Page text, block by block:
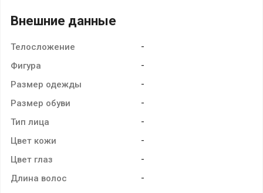
Внешние данные
Телосложение -
Фигура -
Размер одежды -
Размер обуви -
Тип лица -
Цвет кожи -
Цвет глаз -
Длина волос -